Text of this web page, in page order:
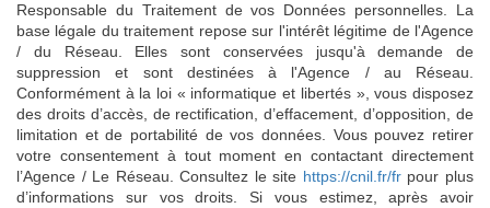
Responsable du Traitement de vos Données personnelles. La
base légale du traitement repose sur l'intérêt légitime de l'Agence
/ du Réseau. Elles sont conservées jusqu'à demande de
suppression et sont destinées à l'Agence / au Réseau.
Conformément à la loi « informatique et libertés », vous disposez
des droits d’accès, de rectification, d’effacement, d’opposition, de
limitation et de portabilité de vos données. Vous pouvez retirer
votre consentement à tout moment en contactant directement
l’Agence / Le Réseau. Consultez le site https://cnil.fr/frpour plus
d’informations sur vos droits. Si vous estimez, après avoir